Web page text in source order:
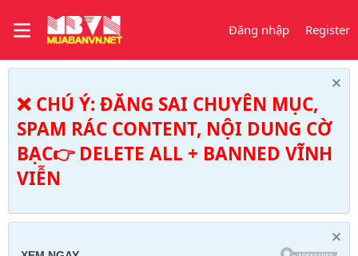
Đăng nhập Register
❌ CHÚ Ý: ĐĂNG SAI CHUYÊN MỤC,
SPAM RÁC CONTENT, NỘI DUNG CỜ
BẠC👉 DELETE ALL + BANNED VĨNH
VIỄN